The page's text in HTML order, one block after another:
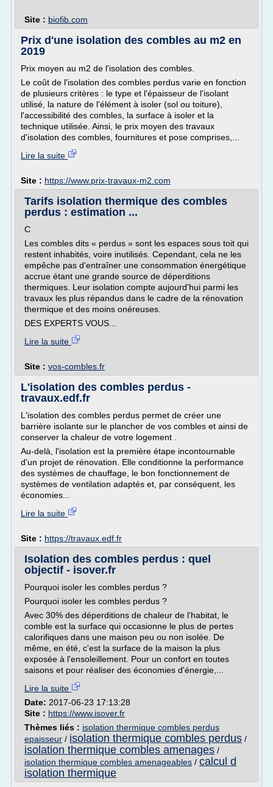
Site : biofib.com
Prix d'une isolation des combles au m2 en
2019
Prix moyen au m2 de l'isolation des combles.
Le coût de l'isolation des combles perdus varie en fonction
de plusieurs critères : le type et l'épaisseur de l'isolant
utilisé, la nature de l'élément à isoler (sol ou toiture),
l'accessibilité des combles, la surface à isoler et la
technique utilisée. Ainsi, le prix moyen des travaux
d'isolation des combles, fournitures et pose comprises,...
Lire la suite
Site : https://www.prix-travaux-m2.com
Tarifs isolation thermique des combles
perdus : estimation ...
C
Les combles dits « perdus » sont les espaces sous toit qui
restent inhabités, voire inutilisés. Cependant, cela ne les
empêche pas d'entraîner une consommation énergétique
accrue étant une grande source de déperditions
thermiques. Leur isolation compte aujourd'hui parmi les
travaux les plus répandus dans le cadre de la rénovation
thermique et des moins onéreuses.
DES EXPERTS VOUS...
Lire la suite
Site : vos-combles.fr
L'isolation des combles perdus -
travaux.edf.fr
L'isolation des combles perdus permet de créer une
barrière isolante sur le plancher de vos combles et ainsi de
conserver la chaleur de votre logement .
Au-delà, l'isolation est la première étape incontournable
d'un projet de rénovation. Elle conditionne la performance
des systèmes de chauffage, le bon fonctionnement de
systèmes de ventilation adaptés et, par conséquent, les
économies...
Lire la suite
Site : https://travaux.edf.fr
Isolation des combles perdus : quel
objectif - isover.fr
Pourquoi isoler les combles perdus ?
Pourquoi isoler les combles perdus ?
Avec 30% des déperditions de chaleur de l'habitat, le
comble est la surface qui occasionne le plus de pertes
calorifiques dans une maison peu ou non isolée. De
même, en été, c'est la surface de la maison la plus
exposée à l'ensoleillement. Pour un confort en toutes
saisons et pour réaliser des économies d'énergie,...
Lire la suite
Date: 2017-06-23 17:13:28
Site : https://www.isover.fr
Thèmes liés : isolation thermique combles perdus
epaisseur / isolation thermique combles perdus /
isolation thermique combles amenages /
isolation thermique combles amenageables / calcul d
isolation thermique